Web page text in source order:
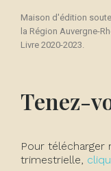
Maison d'édition
la Région Auvergne-
Livre 2020-2023.
Tenez-
Pour
trimestrielle,